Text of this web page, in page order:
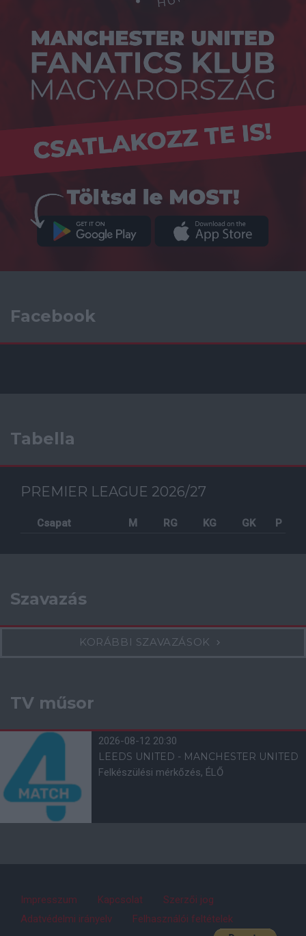
Facebook
Tabella
PREMIER LEAGUE 2026/27
Csapat M RG KG GK P
Szavazás
KORÁBBI SZAVAZÁSOK
TV műsor
2026-08-12 20:30
LEEDS UNITED - MANCHESTER UNITED
Felkészülési mérkőzés, ÉLŐ
Impresszum Kapcsolat
Szerzői jog
Adatvédelmi irányelv
Felhasználói feltételek